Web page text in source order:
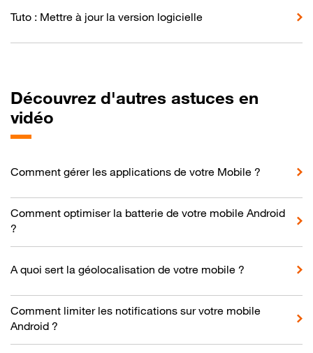
Tuto : Mettre à jour la version logicielle
Découvrez d'autres astuces en
vidéo
Comment gérer les applications de votre Mobile ?
Comment optimiser la batterie de votre mobile Android
?
A quoi sert la géolocalisation de votre mobile ?
Comment limiter les notifications sur votre mobile
Android ?